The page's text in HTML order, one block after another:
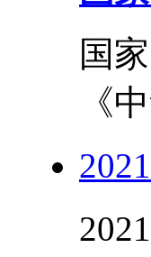
国
《